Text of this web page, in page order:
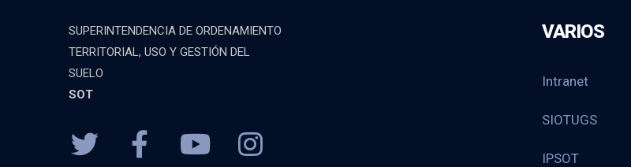
SUPERINTENDENCIA DE ORDENAMIENTO
TERRITORIAL, USO Y GESTIÓN DEL
SUELO
SOT
VARIOS
Intranet
SIOTUGS
IPSOT